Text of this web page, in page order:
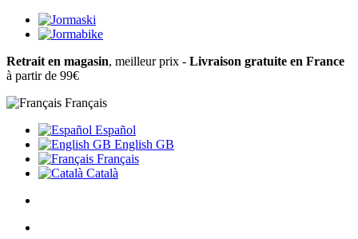
Retrait en magasin, meilleur prix - Livraison gratuite en France
à partir de 99€
Français
Español
English GB
Français
Català